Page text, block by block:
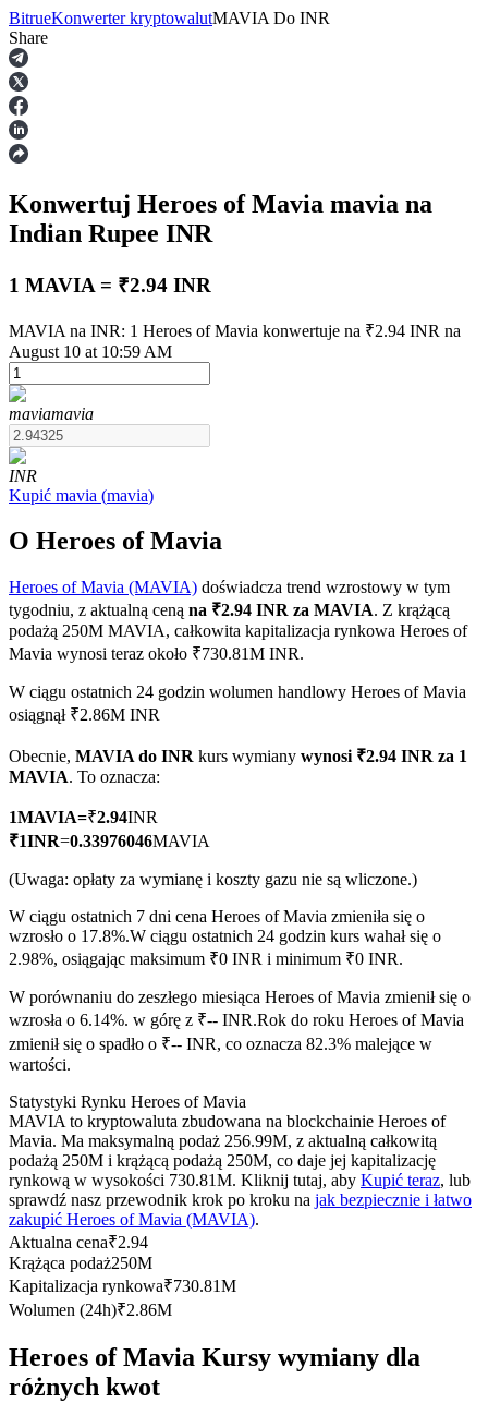
Kontrakty terminowe
Kontrakty terminowe na USDT
Kontrakty futures wykorzystujące USDT jako zabezpieczenie
Kontrakty terminowe COIN-M
Kontrakty terminowe na kryptowaluty
TradFi
towary
Kontrakty futures wykorzystujące USDC jako zabezpieczenie
Kopiowanie Transakcji
Dołącz do najlepszych traderów
BitrueKonwerter kryptowalutMAVIA Do INR
Share
Konwertuj Heroes of Mavia mavia na
Indian Rupee INR
1 MAVIA = ₹2.94 INR
MAVIA na INR: 1 Heroes of Mavia konwertuje na ₹2.94 INR na
August 10 at 10:59 AM
maviamavia
INR
Kupić mavia (mavia)
O Heroes of Mavia
Heroes of Mavia (MAVIA) doświadcza trend wzrostowy w tym
tygodniu, z aktualną ceną na ₹2.94 INR za MAVIA. Z krążącą
podażą 250M MAVIA, całkowita kapitalizacja rynkowa Heroes of
Mavia wynosi teraz około ₹730.81M INR.
W ciągu ostatnich 24 godzin wolumen handlowy Heroes of Mavia
osiągnął ₹2.86M INR
Obecnie, MAVIA do INR kurs wymiany wynosi ₹2.94 INR za 1
MAVIA. To oznacza:
1MAVIA=₹2.94INR
₹1INR=0.33976046MAVIA
(Uwaga: opłaty za wymianę i koszty gazu nie są wliczone.)
W ciągu ostatnich 7 dni cena Heroes of Mavia zmieniła się o
wzrosło o 17.8%.W ciągu ostatnich 24 godzin kurs wahał się o
2.98%, osiągając maksimum ₹0 INR i minimum ₹0 INR.
W porównaniu do zeszłego miesiąca Heroes of Mavia zmienił się o
wzrosła o 6.14%. w górę z ₹-- INR.Rok do roku Heroes of Mavia
zmienił się o spadło o ₹-- INR, co oznacza 82.3% malejące w
wartości.
Statystyki Rynku Heroes of Mavia
MAVIA to kryptowaluta zbudowana na blockchainie Heroes of
Mavia. Ma maksymalną podaż 256.99M, z aktualną całkowitą
podażą 250M i krążącą podażą 250M, co daje jej kapitalizację
rynkową w wysokości 730.81M. Kliknij tutaj, aby Kupić teraz, lub
sprawdź nasz przewodnik krok po kroku na jak bezpiecznie i łatwo
zakupić Heroes of Mavia (MAVIA).
Aktualna cena₹2.94
Krążąca podaż250M
Kapitalizacja rynkowa₹730.81M
Wolumen (24h)₹2.86M
Heroes of Mavia Kursy wymiany dla
różnych kwot